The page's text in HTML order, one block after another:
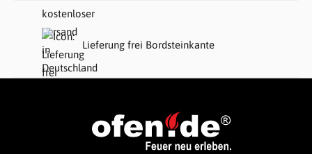
Lieferung frei Bordsteinkante